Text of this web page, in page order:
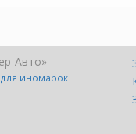
Авто»
для иномарок